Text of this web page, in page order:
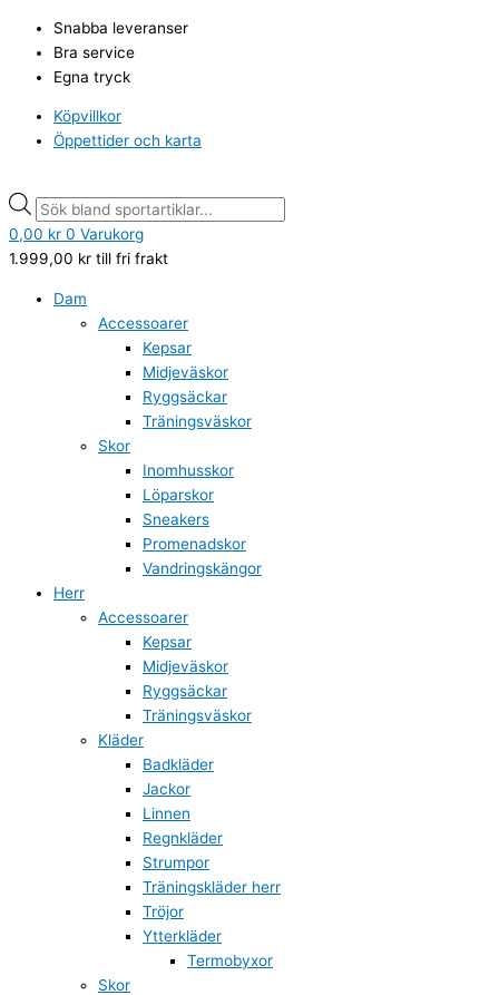
innehåll
Snabba leveranser
Bra service
Egna tryck
Köpvillkor
Öppettider och karta
search
0,00 kr 0 Varukorg
1.999,00 kr till fri frakt
Dam
Accessoarer
Kepsar
Midjeväskor
Ryggsäckar
Träningsväskor
Skor
Inomhusskor
Löparskor
Sneakers
Promenadskor
Vandringskängor
Herr
Accessoarer
Kepsar
Midjeväskor
Ryggsäckar
Träningsväskor
Kläder
Badkläder
Jackor
Linnen
Regnkläder
Strumpor
Träningskläder herr
Tröjor
Ytterkläder
Termobyxor
Skor
search
Siljan
Vinterkänga
navy
orange
mängd